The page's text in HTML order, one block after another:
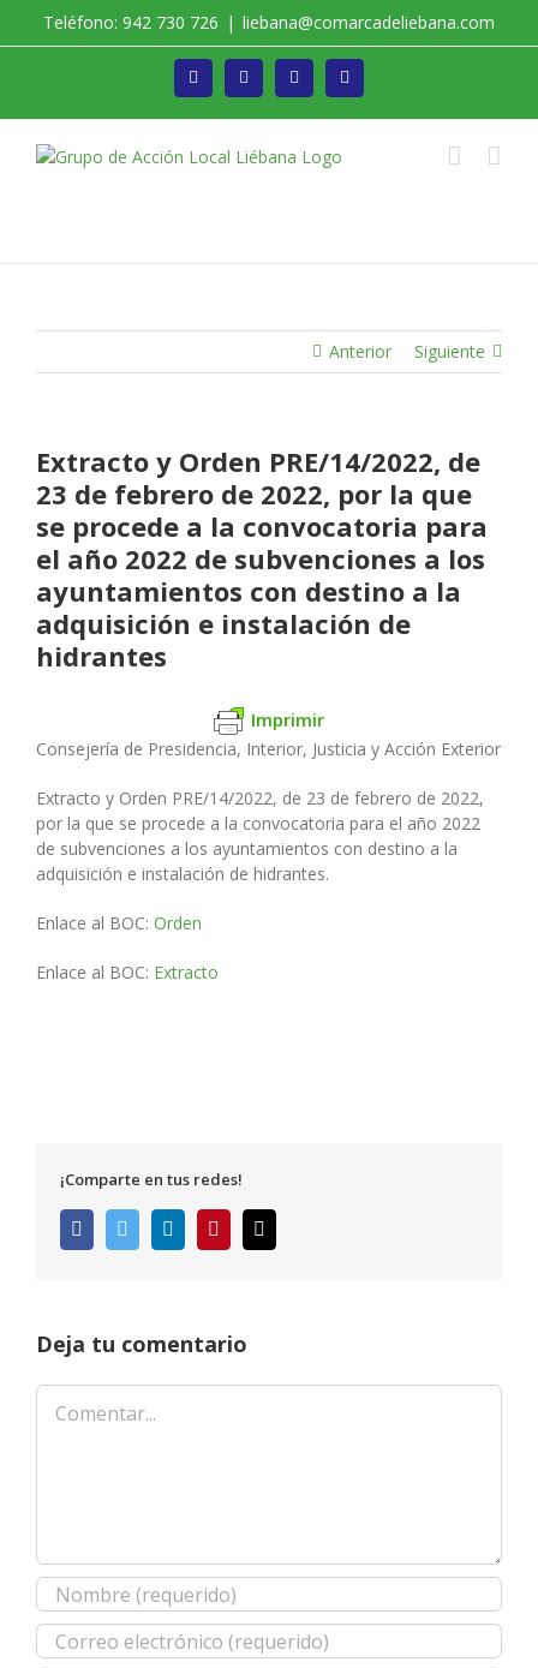
Teléfono: 942 730 726 | liebana@comarcadeliebana.com
Facebook Twitter Instagram
Anterior Siguiente
Extracto y Orden PRE/14/2022, de
23 de febrero de 2022, por la que
se procede a la convocatoria para
el año 2022 de subvenciones a los
ayuntamientos con destino a la
adquisición e instalación de
hidrantes
Imprimir
Consejería de Presidencia, Interior, Justicia y Acción Exterior
Extracto y Orden PRE/14/2022, de 23 de febrero de 2022,
por la que se procede a la convocatoria para el año 2022
de subvenciones a los ayuntamientos con destino a la
adquisición e instalación de hidrantes.
Enlace al BOC: Orden
Enlace al BOC: Extracto
¡Comparte en tus redes!
FacebookTwitter LinkedInPinterest
electrónico
Deja tu comentario
Comentar